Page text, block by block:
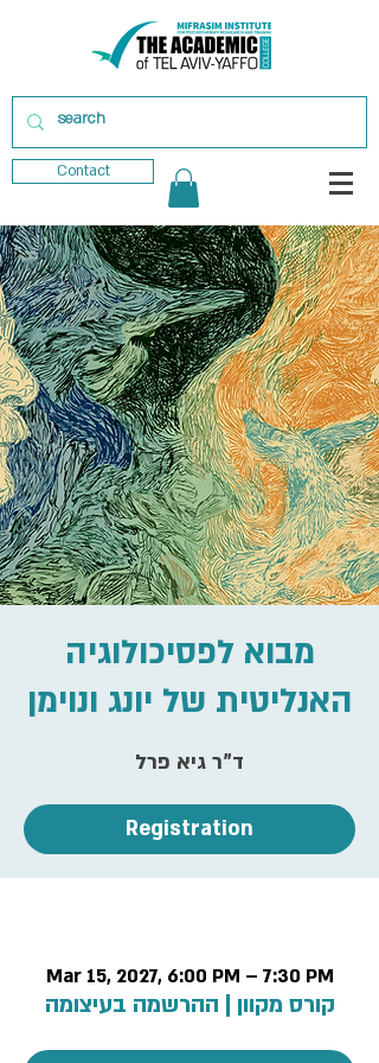
Contact
מבוא לפסיכולוגיה
האנליטית של יונג ונוימן
ד"ר גיא פרל
Registration
Mar 15, 2027, 6:00 PM – 7:30 PM
קורס מקוון | ההרשמה בעיצומה